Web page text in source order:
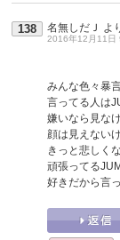
138 名無しだＪ よ
2016年12月11日
みんな色々暴
言ってる人は
嫌いなら見な
顔は見えない
きっと悲しく
頑張ってる
好きだから言